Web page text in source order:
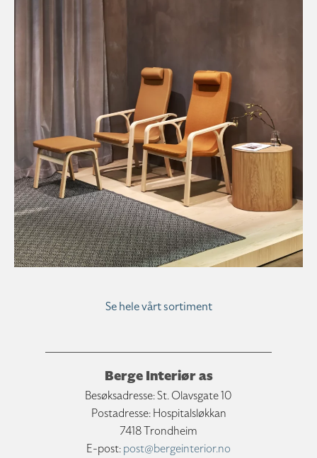
Se hele vårt sortiment
Berge Interiør as
Besøksadresse: St. Olavsgate 10
Postadresse: Hospitalsløkkan
7418 Trondheim
E-post:post@bergeinterior.no